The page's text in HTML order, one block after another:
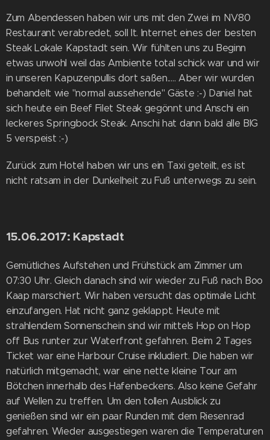
Zum Abendessen haben wir uns mit den Zwei im NV80
Restaurant verabredet, soll lt. Internet eines der besten
Steak Lokale Kapstadt sein. Wir fühlten uns zu Beginn
etwas unwohl weil das Ambiente total schick war und wir
in unseren Kapuzenpullis dort saßen..... Aber wir wurden
behandelt wie "normal aussehende" Gäste :-) Daniel hat
sich heute ein Beef Filet Steak gegönnt und Anschi ein
leckeres Springbock Steak. Anschi hat dann bald alle BIG
5 verspeist :-)
Zurück zum Hotel haben wir uns ein Taxi geteilt, es ist
nicht ratsam in der Dunkelheit zu Fuß unterwegs zu sein.
15.06.2017: Kapstadt
Gemütliches Aufstehen und Frühstück am Zimmer um
07:30 Uhr. Gleich danach sind wir wieder zu Fuß nach Boo
Kaap marschiert. Wir haben versucht das optimale Licht
einzufangen. Hat nicht ganz geklappt. Heute mit
strahlendem Sonnenschein sind wir mittels Hop on Hop
off Bus runter zur Waterfront gefahren. Beim 2 Tages
Ticket war eine Harbour Cruise inkludiert. Die haben wir
natürlich mitgemacht, war eine nette kleine Tour am
Bötchen innerhalb des Hafenbeckens. Also keine Gefahr
auf Wellen zu treffen. Um den tollen Ausblick zu
genießen sind wir ein paar Runden mit dem Riesenrad
gefahren. Wieder ausgestiegen waren die Temperaturen